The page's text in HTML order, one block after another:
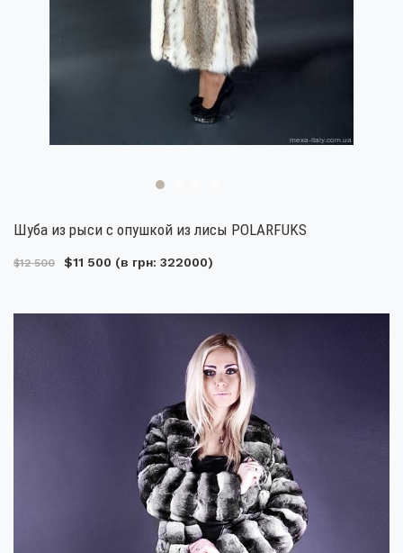
Шуба из рыси с опушкой из лисы POLARFUKS
$12 500 $11 500 (в грн: 322000)